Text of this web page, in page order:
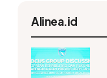
Alinea.id